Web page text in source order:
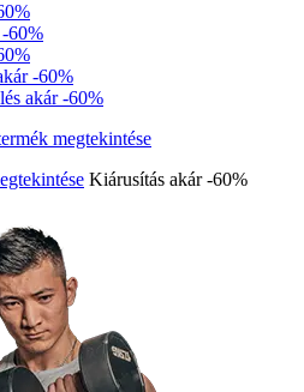
60%
-60%
akár -60%
Kiárusítás akár -60%